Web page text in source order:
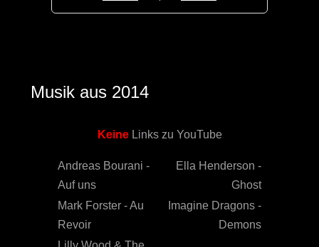
Musik aus 2014
KeineLinks zu YouTube
Andreas Bourani -
Auf uns
Ella Henderson -
Ghost
Mark Forster - Au
Revoir
Imagine Dragons -
Demons